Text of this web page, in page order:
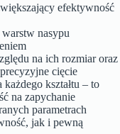
efektywność
nasypu
na ich rozmiar oraz
cięcie
kształtu – to
na zapychanie
parametrach
jak i pewną